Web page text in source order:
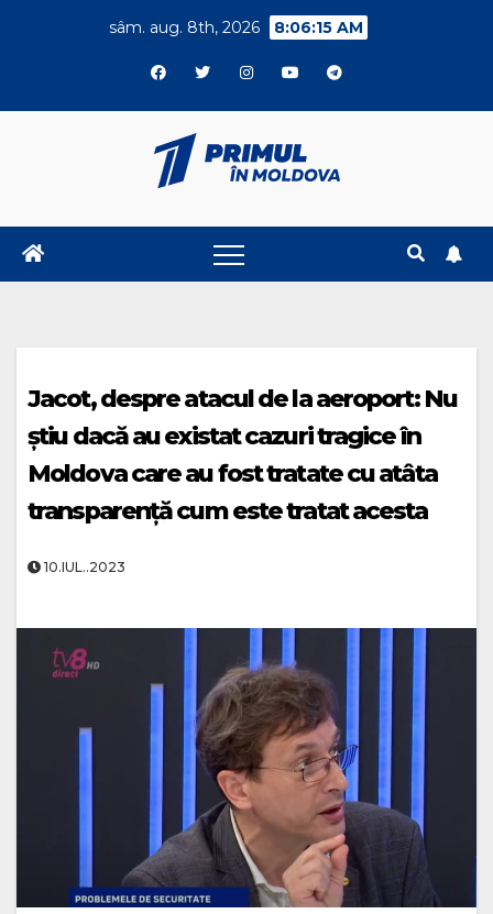
sâm. aug. 8th, 2026 8:06:16 AM
Jacot, despre atacul de la aeroport: Nu
știu dacă au existat cazuri tragice în
Moldova care au fost tratate cu atâta
transparență cum este tratat acesta
10.IUL..2023